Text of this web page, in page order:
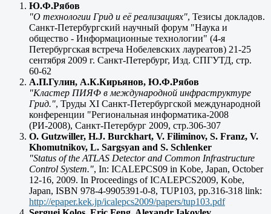
Ю.Ф.Рябов
"О технологии Грид и её реализациях", Тезисы докладов.
Санкт-Петербургский научный форум "Наука и
общество - Информационные технологии" (4-я
Петербургская встреча Нобелевских лауреатов) 21-25
сентября 2009 г. Санкт-Петербург, Изд. СПГУТД, стр.
60-62
А.П.Гулин, А.К.Кирьянов, Ю.Ф.Рябов
"Кластер ПИЯФ в международной инфраструктуре
Грид.", Труды ХI Санкт-Петербургской международной
конференции "Региональная информатика-2008
(РИ-2008), Санкт-Петербург 2009, стр.306-307
O. Gutzwiller, H.J. Burckhart, V. Filiminov, S. Franz, V.
Khomutnikov, L. Sargsyan and S. Schlenker
"Status of the ATLAS Detector and Common Infrastructure
Control System.", In: ICALEPCS09 in Kobe, Japan, October
12-16, 2009. In Proceedings of ICALEPCS2009, Kobe,
Japan, ISBN 978-4-9905391-0-8, TUP103, pp.316-318 link:
http://epaper.kek.jp/icalepcs2009/papers/tup103.pdf